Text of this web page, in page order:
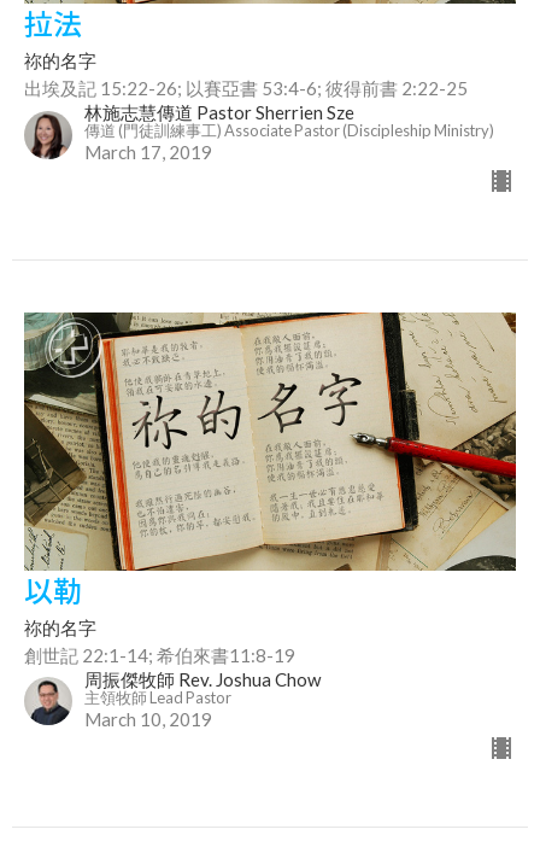
拉法
祢的名字
出埃及記 15:22-26; 以賽亞書 53:4-6; 彼得前書 2:22-25
林施志慧傳道 Pastor Sherrien Sze
傳道 (門徒訓練事工) Associate Pastor (Discipleship Ministry)
March 17, 2019
以勒
祢的名字
創世記 22:1-14; 希伯來書11:8-19
周振傑牧師 Rev. Joshua Chow
主領牧師 Lead Pastor
March 10, 2019